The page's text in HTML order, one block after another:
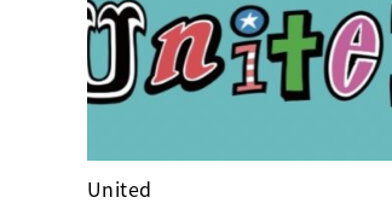
United